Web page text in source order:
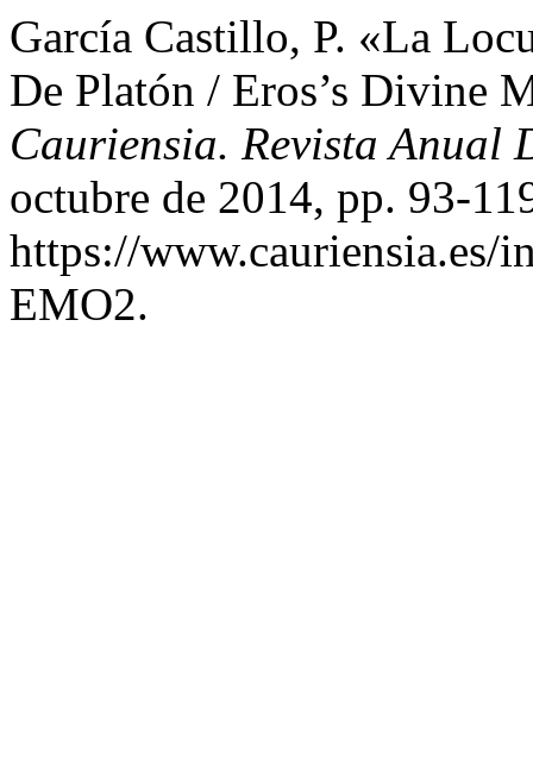
García Castillo, P. «La
De Platón / Eros’s Divine
Cauriensia. Revista Anual
octubre de 2014, pp. 93-
https://www.cauriensia.es/
EMO2.